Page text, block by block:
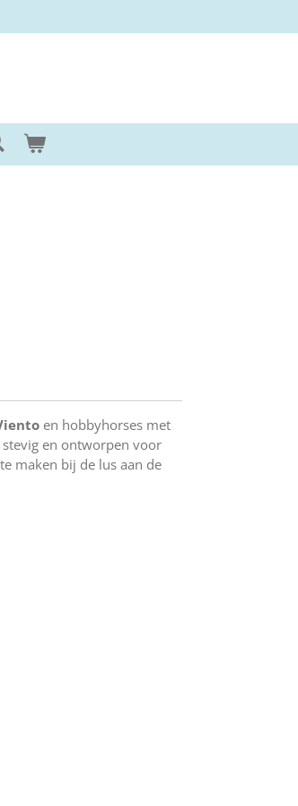
en hobbyhorses met
en ontworpen voor
maken bij de lus aan de